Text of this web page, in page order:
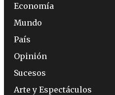
Economía
Mundo
País
Opinión
Sucesos
Arte y Espectáculos